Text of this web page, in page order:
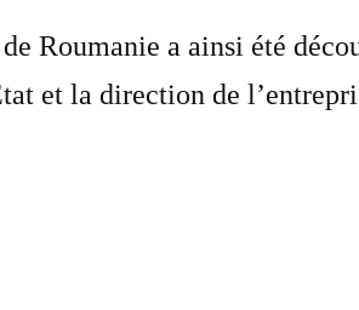
Roumanie a ainsi été
et la direction de